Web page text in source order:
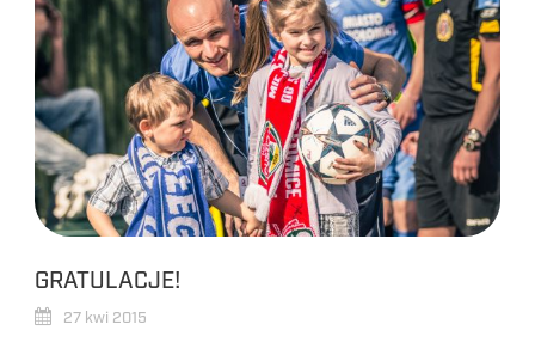
GRATULACJE!
27 kwi 2015